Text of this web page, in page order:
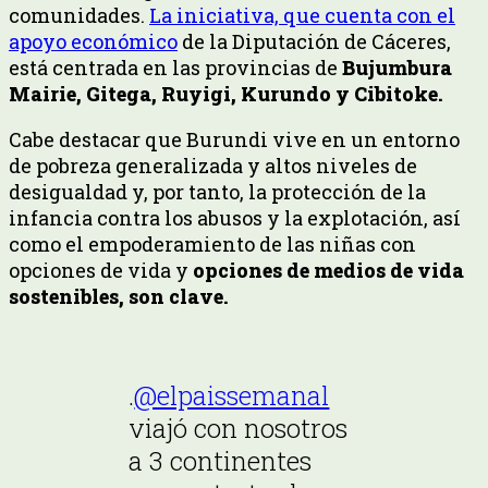
comunidades. La iniciativa, que cuenta con el
apoyo económico de la Diputación de Cáceres,
está centrada en las provincias de Bujumbura
Mairie, Gitega, Ruyigi, Kurundo y Cibitoke.
Cabe destacar que Burundi vive en un entorno
de pobreza generalizada y altos niveles de
desigualdad y, por tanto, la protección de la
infancia contra los abusos y la explotación, así
como el empoderamiento de las niñas con
opciones de vida y opciones de medios de vida
sostenibles, son clave.
.@elpaissemanal
viajó con nosotros
a 3 continentes